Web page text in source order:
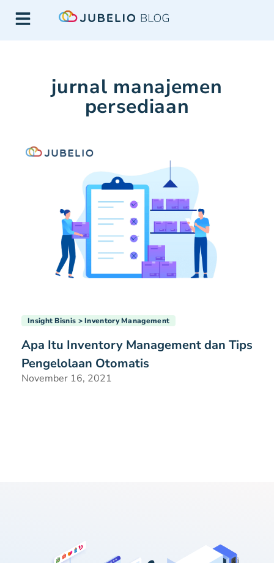
jurnal manajemen
persediaan
Insight Bisnis Inventory Management
Apa Itu Inventory Management dan Tips
Pengelolaan Otomatis
November 16, 2021